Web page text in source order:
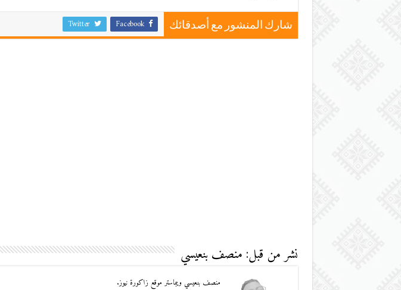
شارك المنشور مع أصدقائك Facebook
Twitter
نشر من قبل: منصف بنعيسي
منصف بنعيسي ويبماستر موقع زاكورة نيوز.